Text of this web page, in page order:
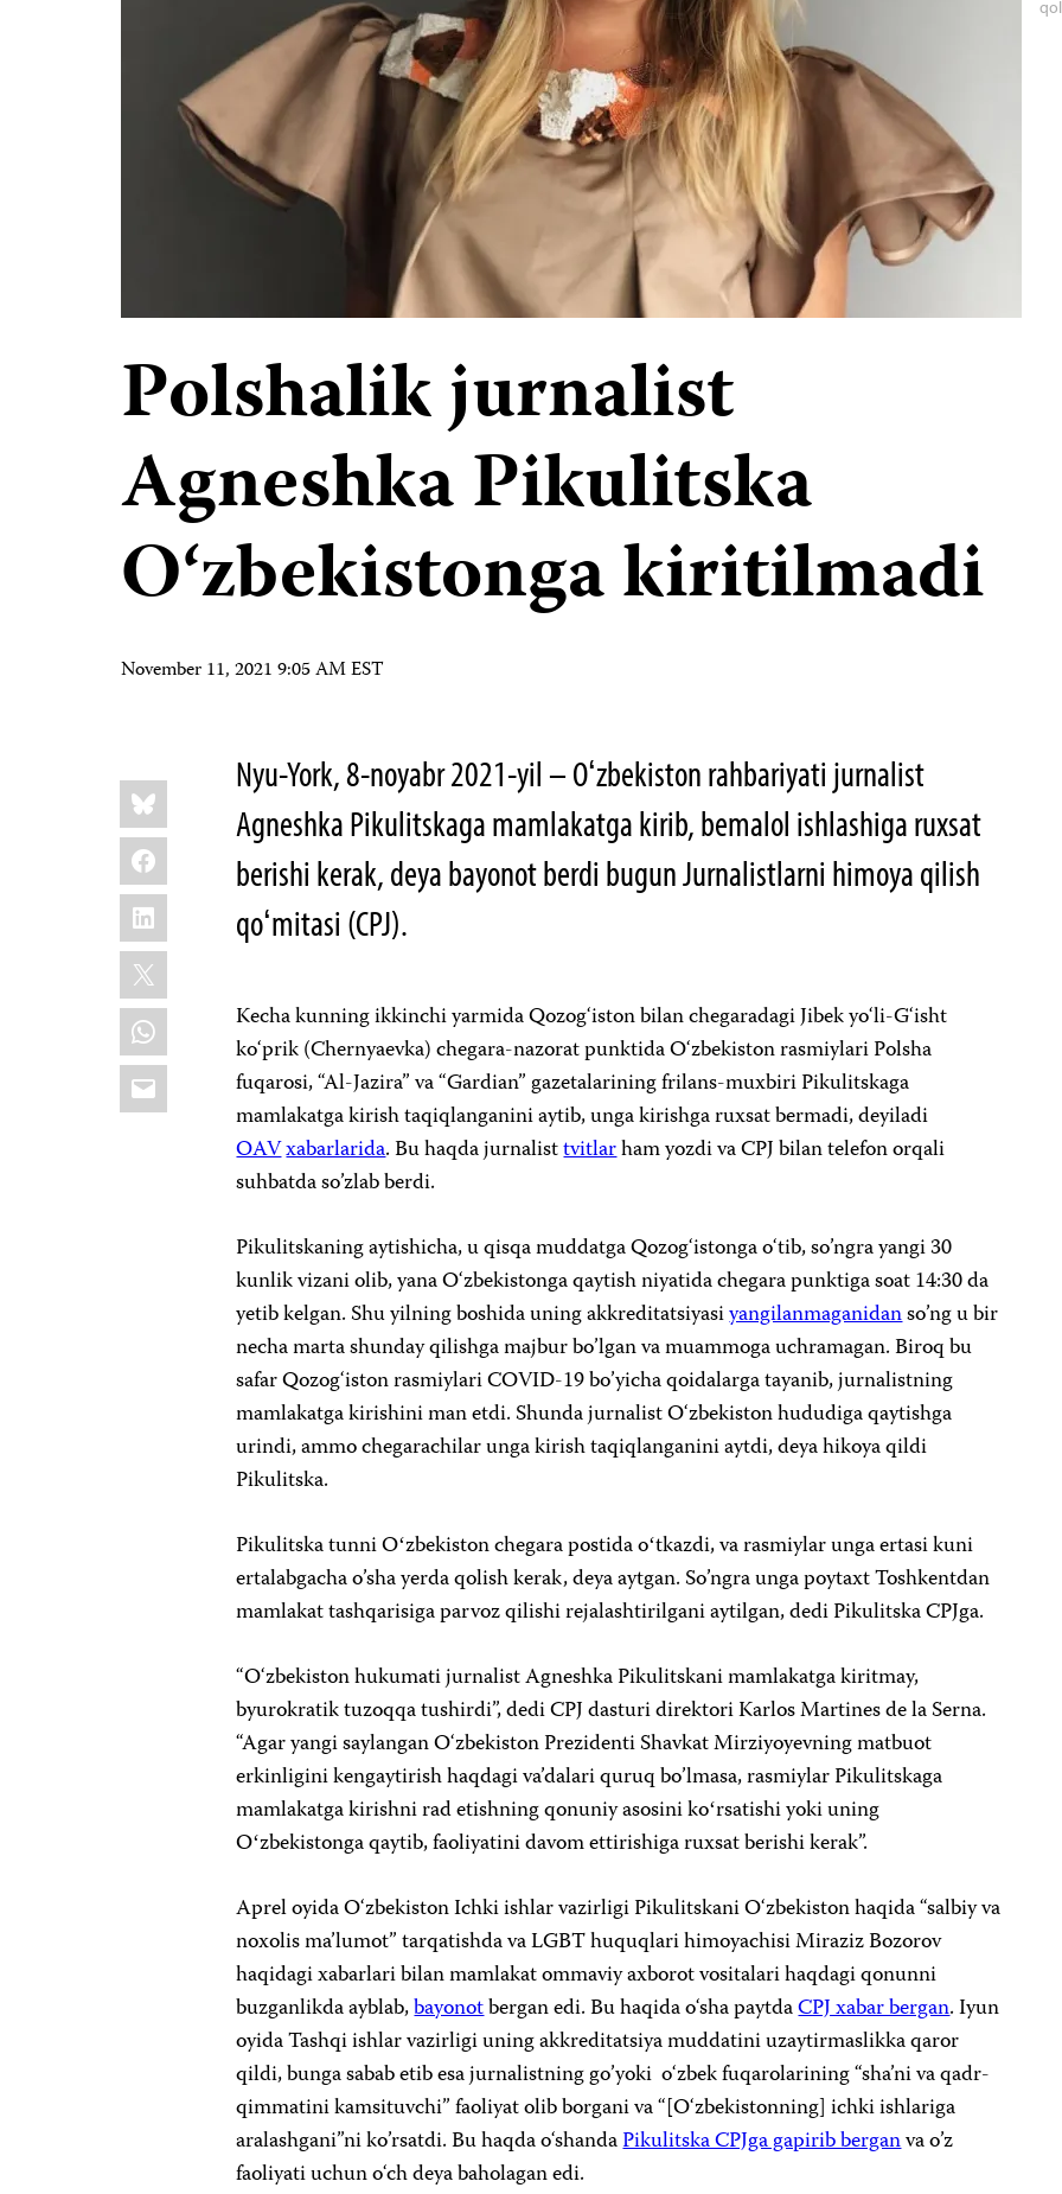
Polshalik jurnalist
Agneshka Pikulitska
O‘zbekistonga kiritilmadi
November 11, 2021 9:05 AM EST
Share
this:
Bluesky
Facebook
LinkedIn
X
WhatsApp
Email
Nyu-York, 8-noyabr 2021-yil – Oʻzbekiston rahbariyati jurnalist
Agneshka Pikulitskaga mamlakatga kirib, bemalol ishlashiga ruxsat
berishi kerak, deya bayonot berdi bugun Jurnalistlarni himoya qilish
qoʻmitasi (CPJ).
Kecha kunning ikkinchi yarmida Qozog‘iston bilan chegaradagi Jibek yo‘li-G‘isht
ko‘prik (Chernyaevka) chegara-nazorat punktida O‘zbekiston rasmiylari Polsha
fuqarosi, “Al-Jazira” va “Gardian” gazetalarining frilans-muxbiri Pikulitskaga
mamlakatga kirish taqiqlanganini aytib, unga kirishga ruxsat bermadi, deyiladi
OAVxabarlarida. Bu haqda jurnalisttvitlarham yozdi va CPJ bilan telefon orqali
suhbatda so’zlab berdi.
Pikulitskaning aytishicha, u qisqa muddatga Qozog‘istonga o‘tib, so’ngra yangi 30
kunlik vizani olib, yana O‘zbekistonga qaytish niyatida chegara punktiga soat 14:30 da
yetib kelgan. Shu yilning boshida uning akkreditatsiyasiyangilanmaganidanso’ng u bir
necha marta shunday qilishga majbur bo’lgan va muammoga uchramagan. Biroq bu
safar Qozog‘iston rasmiylari COVID-19 bo’yicha qoidalarga tayanib, jurnalistning
mamlakatga kirishini man etdi. Shunda jurnalist O‘zbekiston hududiga qaytishga
urindi, ammo chegarachilar unga kirish taqiqlanganini aytdi, deya hikoya qildi
Pikulitska.
Pikulitska tunni Oʻzbekiston chegara postida oʻtkazdi, va rasmiylar unga ertasi kuni
ertalabgacha o’sha yerda qolish kerak, deya aytgan. So’ngra unga poytaxt Toshkentdan
mamlakat tashqarisiga parvoz qilishi rejalashtirilgani aytilgan, dedi Pikulitska CPJga.
“O‘zbekiston hukumati jurnalist Agneshka Pikulitskani mamlakatga kiritmay,
byurokratik tuzoqqa tushirdi”, dedi CPJ dasturi direktori Karlos Martines de la Serna.
“Agar yangi saylangan O‘zbekiston Prezidenti Shavkat Mirziyoyevning matbuot
erkinligini kengaytirish haqdagi va’dalari quruq bo’lmasa, rasmiylar Pikulitskaga
mamlakatga kirishni rad etishning qonuniy asosini koʻrsatishi yoki uning
Oʻzbekistonga qaytib, faoliyatini davom ettirishiga ruxsat berishi kerak”.
Aprel oyida O‘zbekiston Ichki ishlar vazirligi Pikulitskani O‘zbekiston haqida “salbiy va
noxolis ma’lumot” tarqatishda va LGBT huquqlari himoyachisi Miraziz Bozorov
haqidagi xabarlari bilan mamlakat ommaviy axborot vositalari haqdagi qonunni
buzganlikda ayblab,bayonotbergan edi. Bu haqida o‘sha paytdaCPJ xabar bergan. Iyun
oyida Tashqi ishlar vazirligi uning akkreditatsiya muddatini uzaytirmaslikka qaror
qildi, bunga sabab etib esa jurnalistning go’yoki o‘zbek fuqarolarining “sha’ni va qadr-
qimmatini kamsituvchi” faoliyat olib borgani va “[O‘zbekistonning] ichki ishlariga
aralashgani”ni ko’rsatdi. Bu haqda o‘shandaPikulitska CPJga gapirib berganva o’z
faoliyati uchun o‘ch deya baholagan edi.